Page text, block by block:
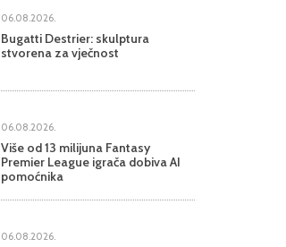
06.08.2026.
Bugatti Destrier: skulptura
stvorena za vječnost
06.08.2026.
Više od 13 milijuna Fantasy
Premier League igrača dobiva AI
pomoćnika
06.08.2026.